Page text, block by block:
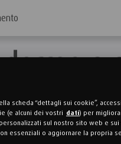
a
anche di coloro che
con un tipo di
scheda “dettagli sui cookie”,
(e alcuni dei vostri dati) per
sul nostro sito web e
essenziali o aggiornare la propria